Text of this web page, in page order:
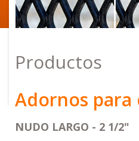
Productos
Adornos para
NUDO LARGO - 2 1/2"